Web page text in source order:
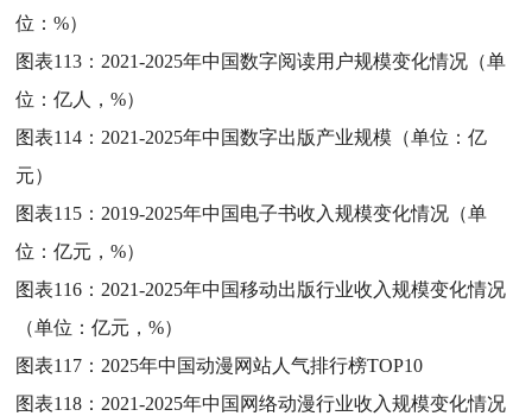
位：%）
图表113： 2021-2025年中国数字阅读用户规模变化情况（单
位：亿人，%）
图表114： 2021-2025年中国数字出版产业规模（单位：亿
元）
图表115： 2019-2025年中国电子书收入规模变化情况（单
位：亿元，%）
图表116： 2021-2025年中国移动出版行业收入规模变化情况
（单位：亿元，%）
图表117： 2025年中国动漫网站人气排行榜TOP10
图表118： 2021-2025年中国网络动漫行业收入规模变化情况